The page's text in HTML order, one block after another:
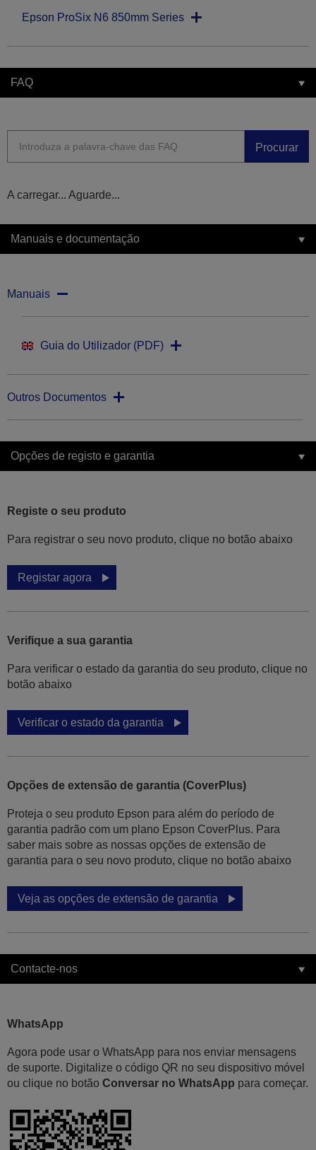
Epson ProSix N6 850mm Series
FAQ
Procurar
A carregar... Aguarde...
Manuais e documentação
Manuais
Guia do Utilizador (PDF)
Outros Documentos
Opções de registo e garantia
Registe o seu produto
Para registrar o seu novo produto, clique no botão abaixo
Registar agora
Verifique a sua garantia
Para verificar o estado da garantia do seu produto, clique no
botão abaixo
Verificar o estado da garantia
Opções de extensão de garantia (CoverPlus)
Proteja o seu produto Epson para além do período de
garantia padrão com um plano Epson CoverPlus. Para
saber mais sobre as nossas opções de extensão de
garantia para o seu novo produto, clique no botão abaixo
Veja as opções de extensão de garantia
Contacte-nos
WhatsApp
Agora pode usar o WhatsApp para nos enviar mensagens
de suporte. Digitalize o código QR no seu dispositivo móvel
ou clique no botão Conversar no WhatsApp para começar.